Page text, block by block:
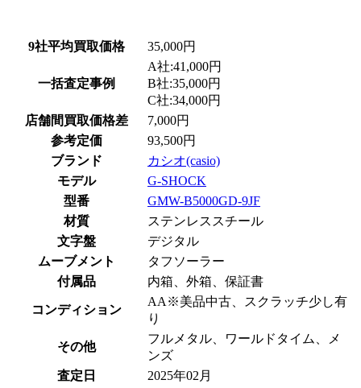
9社平均買取価格 35,000円
一括査定事例
A社:41,000円
B社:35,000円
C社:34,000円
店舗間買取価格差
7,000円
参考定価
93,500円
ブランド
カシオ(casio)
モデル
G-SHOCK
型番
GMW-B5000GD-9JF
材質
ステンレススチール
文字盤
デジタル
ムーブメント
タフソーラー
付属品
内箱、外箱、保証書
コンディション
AA※美品中古、スクラッチ少し有
り
その他
フルメタル、ワールドタイム、メ
ンズ
査定日
2025年02月